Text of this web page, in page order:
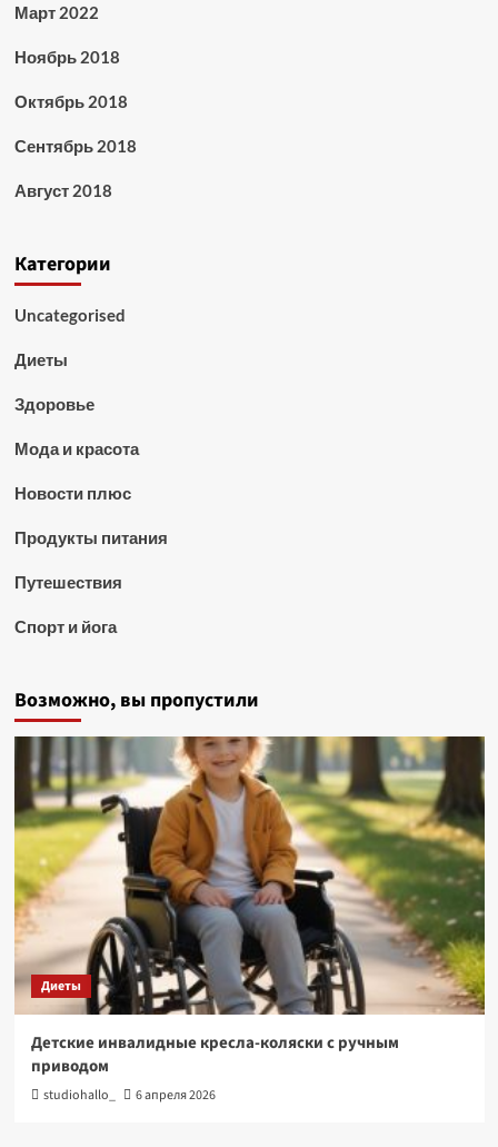
Март 2022
Ноябрь 2018
Октябрь 2018
Сентябрь 2018
Август 2018
Категории
Uncategorised
Диеты
Здоровье
Мода и красота
Новости плюс
Продукты питания
Путешествия
Спорт и йога
Возможно, вы пропустили
Диеты
Детские инвалидные кресла-коляски с ручным
приводом
studiohallo_ 6 апреля 2026